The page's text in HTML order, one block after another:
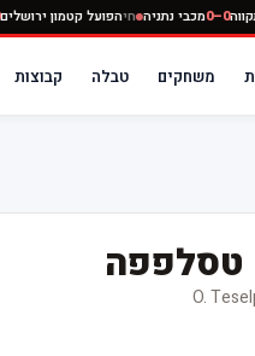
תקווה0–0 מכבי נתניה חיהפועל קטמון
משחקים טבלה קבוצות
טסלפפה
O.